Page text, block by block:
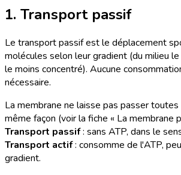
1. Transport passif
Le transport passif est le déplacement
molécules selon leur gradient (du milieu
le moins concentré). Aucune
nécessaire.
La membrane ne laisse pas passer
même façon (voir la fiche « La membrane
Transport passif: sans ATP, dans le
Transport actif: consomme de l'ATP,
gradient.